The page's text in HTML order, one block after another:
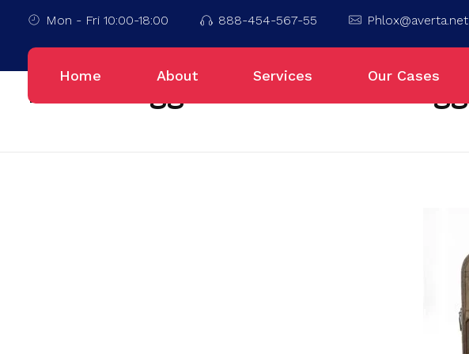
Mon - Fri 10:00-18:00 888-454-567-55 Phlox@averta.net
Home About Services Our Cases
Home Kota Bukittinggi
Posts tagged: Kota Bukittinggi